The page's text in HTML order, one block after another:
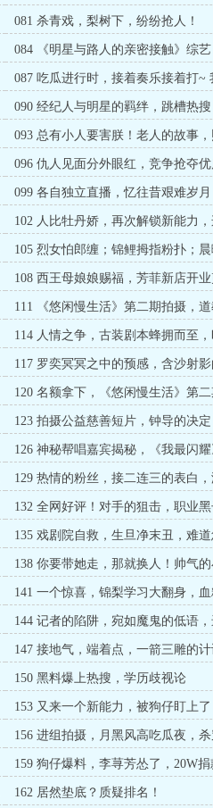
081 杀青戏，梨树下，纷纷抢人！
084 《明星与路人的亲密接触》综
新，成团之夜来临！
087 吃瓜进行时，接着奏乐接着打~
成影后？（求订阅）
090 经纪人与明星的羁绊，跳槽热
时！（1W+求月票）
093 总有小人要害朕！老人的故事
载的分量（7K求月票）
096 仇人见面分外眼红，竞争抢夺优
《悠闲慢生活》团综开播！
099 各自独立直播，忆往昔艰难岁
位之战！（8K求月票）
102 人比牡丹娇，再次解锁新能力，
（8K求月票）
105 烈女怕郎缠；锦鲤拇指粉扑；
日！（8K求月票）
108 西王母娘娘赐福，芳菲新店开
手的试探（8K求月票）
111 《悠闲慢生活》第二期拍摄，
版，人在国外卖烧烤！
114 人情之争，古装剧本蜂拥而至
人，来自龙虎观的邀请！
117 罗奕冥冥之中的预感，含沙射
正面刚！又一个公司关注
120 名额拿下，《悠闲慢生活》第
带凶，踢馆歌手变首发！
123 拍摄公益慈善短片，钟导的决
小棚
126 神秘帮唱嘉宾揭秘，《我最闪耀
旺旺终于支棱了一回！
129 热情的粉丝，接二连三的表白
复燃，文化出海大展望！
132 全网好评！对手的狙击，职业
片带来的影响力！
135 戏剧院自救，生旦净末丑，难
的东风战神（6K求月票）
138 你要带她走，那就换人！帅气
太，紧急舞台排练（求月票
141 一个惊喜，锦梨学习大翻身，
感，尽情炙热的燃烧吧！
144 记者的陷阱，宛如魔鬼的低语，
（求月票）
147 接地气，端着点，一箭三雕的
150 黑料爆上热搜，学历歧视论
153 又来一个新能力，被狗仔盯上
力（6K求月票））
156 进组拍摄，月黑风高吃瓜夜，杀
159 狗仔爆料，李荨芳怂了，20W
震惊！
162 居然垫底？质疑排名！